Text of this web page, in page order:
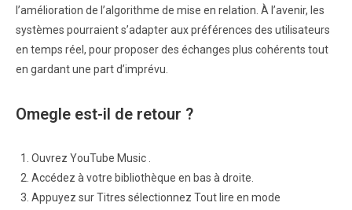
l’amélioration de l’algorithme de mise en relation. À l’avenir, les
systèmes pourraient s’adapter aux préférences des utilisateurs
en temps réel, pour proposer des échanges plus cohérents tout
en gardant une part d’imprévu.
Omegle est-il de retour ?
Ouvrez YouTube Music .
Accédez à votre bibliothèque en bas à droite.
Appuyez sur Titres sélectionnez Tout lire en mode